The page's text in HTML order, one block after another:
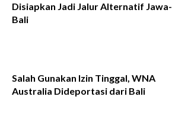
Disiapkan Jadi Jalur Alternatif Jawa-
Bali
Salah Gunakan Izin Tinggal, WNA
Australia Dideportasi dari Bali